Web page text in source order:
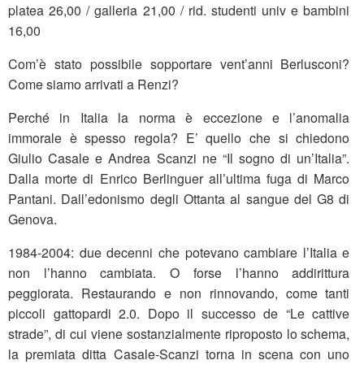
platea 26,00 / galleria 21,00 / rid. studenti univ e bambini
16,00
Com’è stato possibile sopportare vent’anni Berlusconi?
Come siamo arrivati a Renzi?
Perché in Italia la norma è eccezione e l’anomalia
immorale è spesso regola? E’ quello che si chiedono
Giulio Casale e Andrea Scanzi ne “Il sogno di un’Italia”.
Dalla morte di Enrico Berlinguer all’ultima fuga di Marco
Pantani. Dall’edonismo degli Ottanta al sangue del G8 di
Genova.
1984-2004: due decenni che potevano cambiare l’Italia e
non l’hanno cambiata. O forse l’hanno addirittura
peggiorata. Restaurando e non rinnovando, come tanti
piccoli gattopardi 2.0. Dopo il successo de “Le cattive
strade”, di cui viene sostanzialmente riproposto lo schema,
la premiata ditta Casale-Scanzi torna in scena con uno